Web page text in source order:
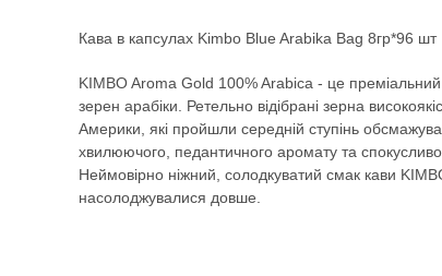
Кава в капсулах Kimbo Blue Arabika Bag 8гр*96 шт
KIMBO Aroma Gold 100% Arabica - це
зерен арабіки. Ретельно відібрані зерна
Америки, які пройшли середній ступінь
хвилюючого, педантичного аромату та
Неймовірно ніжний, солодкуватий смак кави
насолоджувалися довше.